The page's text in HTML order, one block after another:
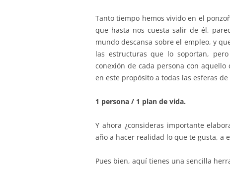
Tanto tiempo hemos vivido en el
que hasta nos cuesta salir de él,
mundo descansa sobre el empleo, y
las estructuras que lo soportan,
conexión de cada persona con
en este propósito a todas las esferas
1 persona / 1 plan de vida.
Y ahora ¿consideras importante
año a hacer realidad lo que te gusta, a
Pues bien, aquí tienes una sencilla